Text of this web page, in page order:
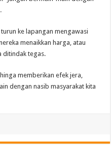
ke lapangan mengawasi
menaikkan harga, atau
ditindak tegas.
memberikan efek jera,
dengan nasib masyarakat kita